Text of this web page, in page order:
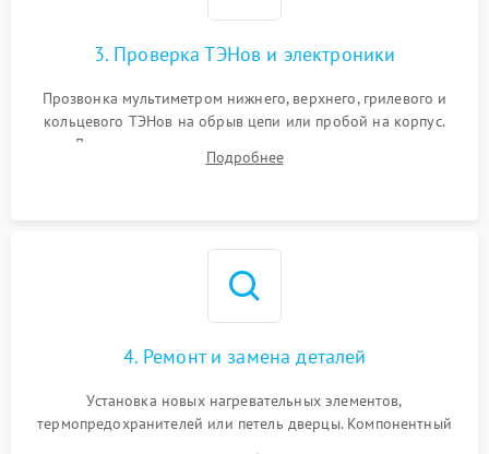
3. Проверка ТЭНов и электроники
Прозвонка мультиметром нижнего, верхнего, грилевого и
кольцевого ТЭНов на обрыв цепи или пробой на корпус.
Диагностика термостата, датчиков температуры,
переключателя режимов и мотора конвекции.
Подробнее
4. Ремонт и замена деталей
Установка новых нагревательных элементов,
термопредохранителей или петель дверцы. Компонентный